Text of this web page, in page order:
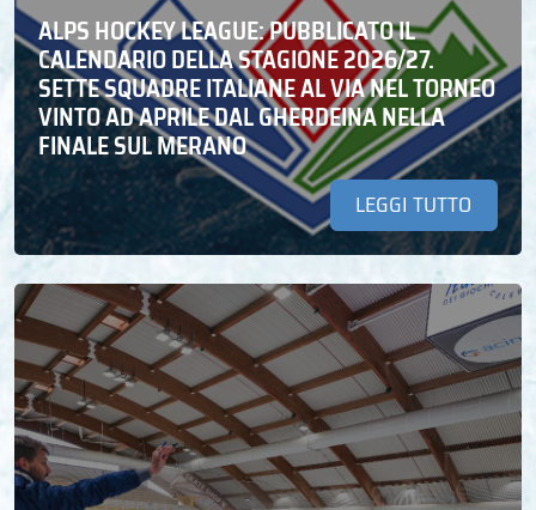
ALPS HOCKEY LEAGUE: PUBBLICATO IL
CALENDARIO DELLA STAGIONE 2026/27.
SETTE SQUADRE ITALIANE AL VIA NEL TORNEO
VINTO AD APRILE DAL GHERDEINA NELLA
FINALE SUL MERANO
LEGGI TUTTO